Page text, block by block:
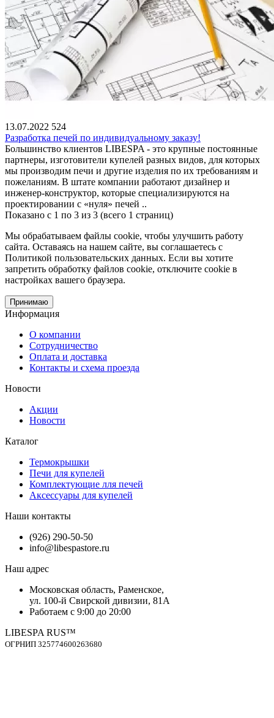
13.07.2022 524
Разработка печей по индивидуальному заказу!
Большинство клиентов LIBESPA - это крупные постоянные
партнеры, изготовители купелей разных видов, для которых
мы производим печи и другие изделия по их требованиям и
пожеланиям. В штате компании работают дизайнер и
инженер-конструктор, которые специализируются на
проектировании с «нуля» печей ..
Показано с 1 по 3 из 3 (всего 1 страниц)
Мы обрабатываем файлы cookie, чтобы улучшить работу
сайта. Оставаясь на нашем сайте, вы соглашаетесь с
Политикой пользовательских данных. Если вы хотите
запретить обработку файлов cookie, отключите cookie в
настройках вашего браузера.
Принимаю
Информация
О компании
Сотрудничество
Оплата и доставка
Контакты и схема проезда
Новости
Акции
Новости
Каталог
Термокрышки
Печи для купелей
Комплектующие лля печей
Аксессуары для купелей
Наши контакты
(926) 290-50-50
info@libespastore.ru
Наш адрес
Mосковская область, Раменское,
ул. 100-й Свирской дивизии, 81А
Работаем с 9:00 до 20:00
LIBESPA RUS™
OГPНИП 325774600263680